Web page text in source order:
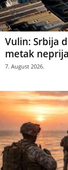
Vulin: Srbija
metak
7. August 2026.